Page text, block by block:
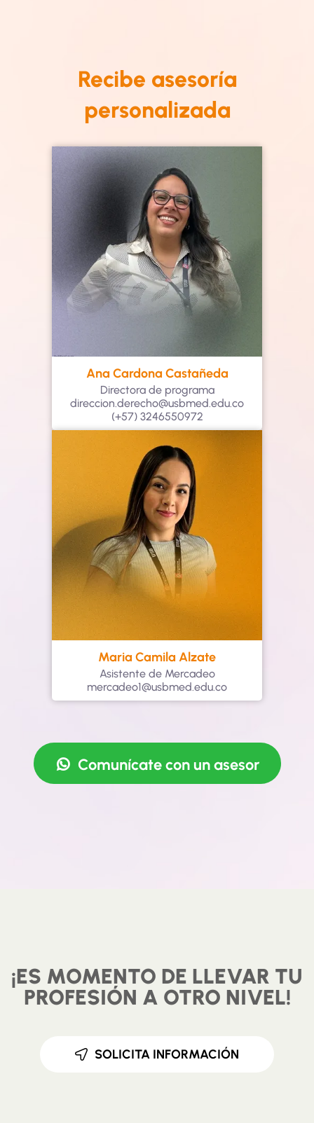
Recibe asesoría
personalizada
Ana Cardona Castañeda
Directora de programa
direccion.derecho@usbmed.edu.co
(+57) 3246550972
Maria Camila Alzate
Asistente de Mercadeo
mercadeo1@usbmed.edu.co
Comunícate con un asesor
¡ES MOMENTO DE LLEVAR TU
PROFESIÓN A OTRO NIVEL!